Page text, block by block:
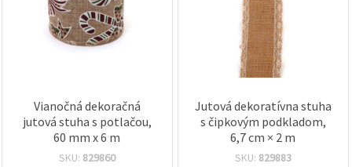
Vianočná dekoračná
jutová stuha s potlačou,
60 mm x 6 m
SKU: 829860
Jutová dekoratívna stuha
s čipkovým podkladom,
6,7 cm × 2 m
SKU: 829883